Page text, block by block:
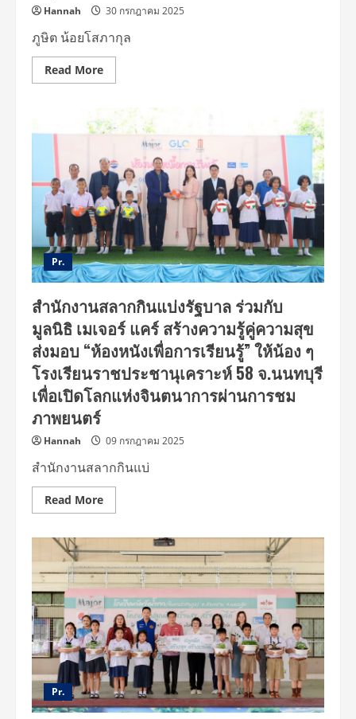
Hannah 30 กรกฎาคม 2025
ภูษิต น้อยโสภากุล
Read MoreRead
more
เมเจอร์
แคร์
ส่ง
“ห้อง
หนัง
เพื่อ
การ
เรียน
รู้”
ห้อง
ที่
77
พร้อม
ชุด
อุปกรณ์
ให้
กับ
โรงเรียน
ราช
ประชา
นุ
เคราะห์
32
จ.อุบลราชธานี
Pr.
สำนักงานสลากกินแบ่งรัฐบาล ร่วมกับ
มูลนิธิ เมเจอร์ แคร์ สร้างความรู้คู่ความสุข
ส่งมอบ “ห้องหนังเพื่อการเรียนรู้” ให้น้อง ๆ
โรงเรียนราชประชานุเคราะห์ 58 จ.นนทบุรี
เพื่อเปิดโลกแห่งจินตนาการผ่านการชม
ภาพยนตร์
Hannah 09 กรกฎาคม 2025
สำนักงานสลากกินแบ่
Read MoreRead
more
สลาก
กิน
แบ่ง
รัฐบาล
ร่วม
กับ
มูลนิธิ
เมเจอร์
แคร์
สร้าง
ความ
รู้
คู่
ความ
สุข
ส่ง
Pr.